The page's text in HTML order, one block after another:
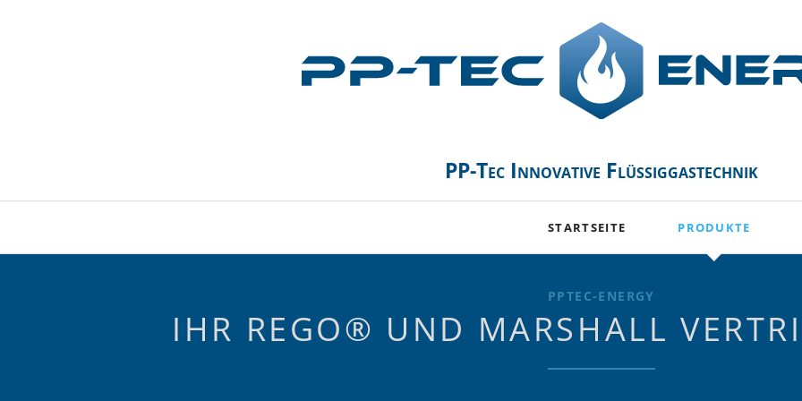
PP-Tec Innovative Flüssiggastechnik
STARTSEITE PRODUKTE
Kompressoren
PPTEC-ENERGY
IHR REGO® UND MARSHALL